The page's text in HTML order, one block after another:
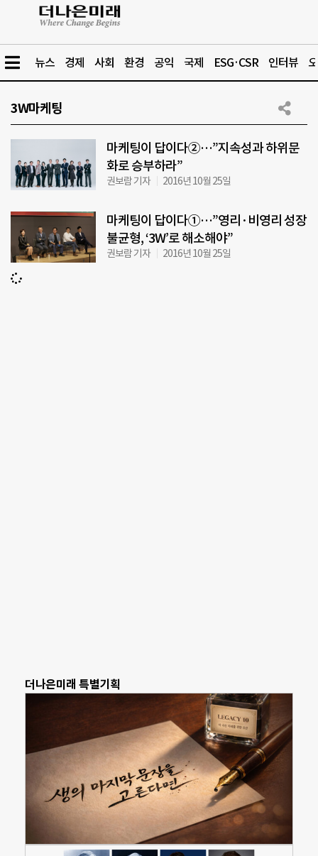
뉴스 경제 사회 환경 공익 국제 ESG·CSR 인터뷰
3W마케팅
마케팅이 답이다②…”지속성과 하위문
화로 승부하라”
권보람 기자 2016년 10월 25일
마케팅이 답이다①…”영리·비영리 성장
불균형, ‘3W’로 해소해야”
권보람 기자 2016년 10월 25일
더나은미래 특별기획